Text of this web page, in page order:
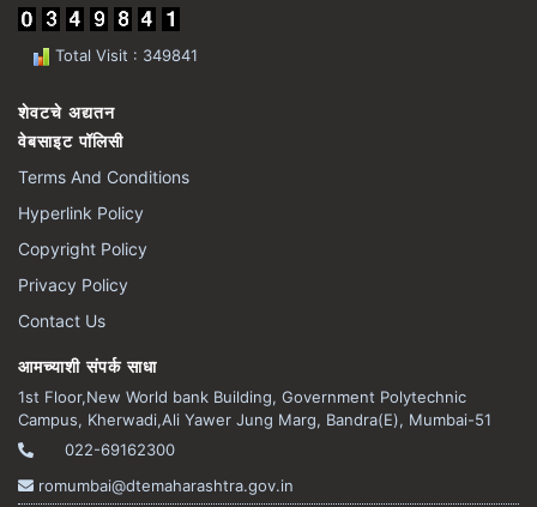
Total Visit : 349841
शेवटचे अद्यतन
वेबसाइट पॉलिसी
Terms And Conditions
Hyperlink Policy
Copyright Policy
Privacy Policy
Contact Us
आमच्याशी संपर्क साधा
1st Floor,New World bank Building, Government Polytechnic
Campus, Kherwadi,Ali Yawer Jung Marg, Bandra(E), Mumbai-51
022-69162300
romumbai@dtemaharashtra.gov.in